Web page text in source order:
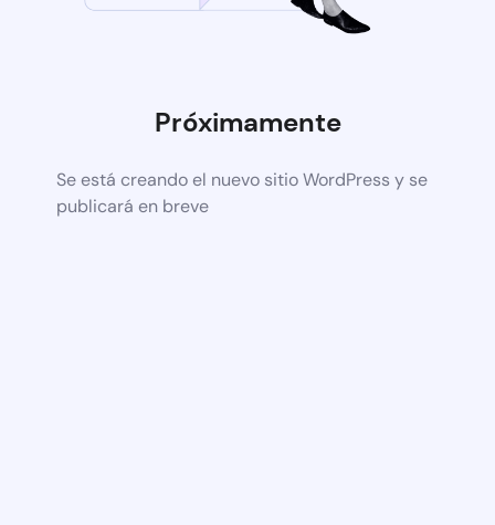
Próximamente
Se está creando el nuevo sitio WordPress y se
publicará en breve